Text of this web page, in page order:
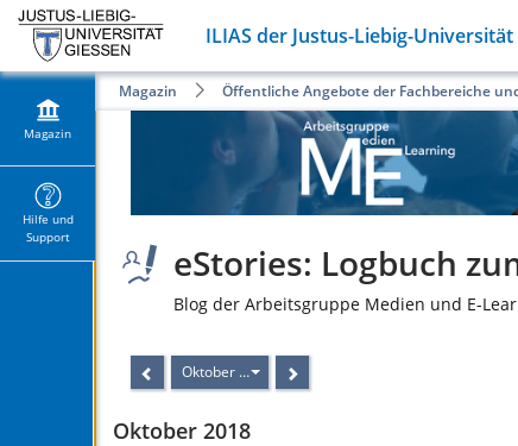
ILIAS der Justus-Liebig-
Magazin
Hilfe und
Support
Magazin Öffentliche Angebote der Fachbereiche
eStories: Logbuch
Blog der Arbeitsgruppe Medien und E-
Oktober 2018
Oktober 2018